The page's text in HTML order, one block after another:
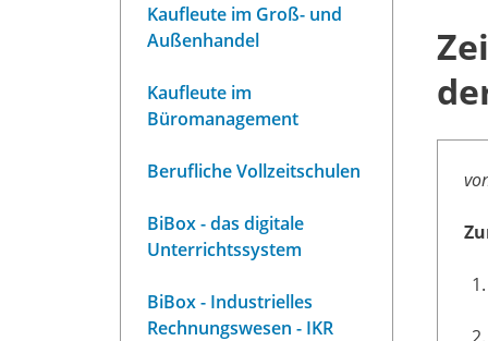
Kaufleute im Groß- und
Außenhandel
Kaufleute im
Büromanagement
Berufliche Vollzeitschulen
BiBox - das digitale
Unterrichtssystem
BiBox - Industrielles
Rechnungswesen - IKR